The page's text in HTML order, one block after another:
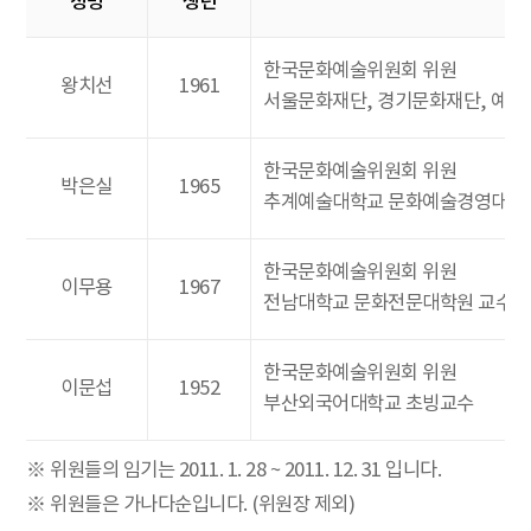
왕치선 1961
한국문화예술위원회 위원
서울문화재단, 경기문화재단, 예
박은실 1965
한국문화예술위원회 위원
추계예술대학교 문화예술경영대학
이무용 1967
한국문화예술위원회 위원
전남대학교 문화전문대학원 교수
이문섭 1952
한국문화예술위원회 위원
부산외국어대학교 초빙교수
※ 위원들의 임기는 2011. 1. 28 ~ 2011. 12. 31 입니다.
※ 위원들은 가나다순입니다. (위원장 제외)